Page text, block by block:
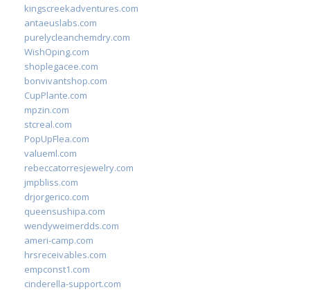
kingscreekadventures.com
antaeuslabs.com
purelycleanchemdry.com
WishOping.com
shoplegacee.com
bonvivantshop.com
CupPlante.com
mpzin.com
stcreal.com
PopUpFlea.com
valueml.com
rebeccatorresjewelry.com
jmpbliss.com
drjorgerico.com
queensushipa.com
wendyweimerdds.com
ameri-camp.com
hrsreceivables.com
empconst1.com
cinderella-support.com